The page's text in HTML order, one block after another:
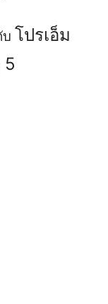
บ โปรเอ็ม
5